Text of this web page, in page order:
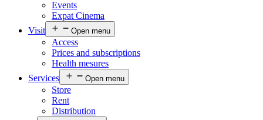
Events
Expat Cinema
Visit
Open menu
Access
Prices and subscriptions
Health mesures
Services
Open menu
Store
Rent
Distribution